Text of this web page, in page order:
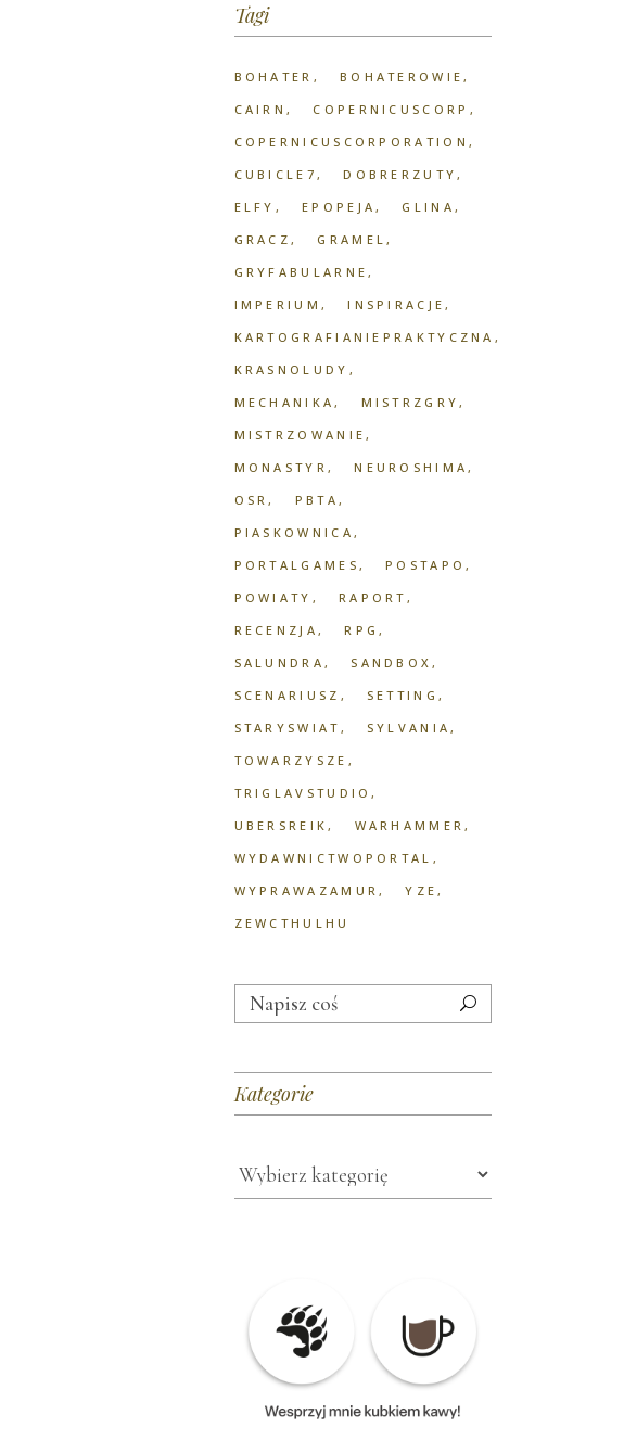
Tagi
BOHATER
BOHATEROWIE
CAIRN
COPERNICUSCORP
COPERNICUSCORPORATION
CUBICLE7
DOBRERZUTY
ELFY
EPOPEJA
GLINA
GRACZ
GRAMEL
GRYFABULARNE
IMPERIUM
INSPIRACJE
KARTOGRAFIANIEPRAKTYCZNA
KRASNOLUDY
MECHANIKA
MISTRZGRY
MISTRZOWANIE
MONASTYR
NEUROSHIMA
OSR
PBTA
PIASKOWNICA
PORTALGAMES
POSTAPO
POWIATY
RAPORT
RECENZJA
RPG
SALUNDRA
SANDBOX
SCENARIUSZ
SETTING
STARYSWIAT
SYLVANIA
TOWARZYSZE
TRIGLAVSTUDIO
UBERSREIK
WARHAMMER
WYDAWNICTWOPORTAL
WYPRAWAZAMUR
YZE
ZEWCTHULHU
Search
for:
Kategorie